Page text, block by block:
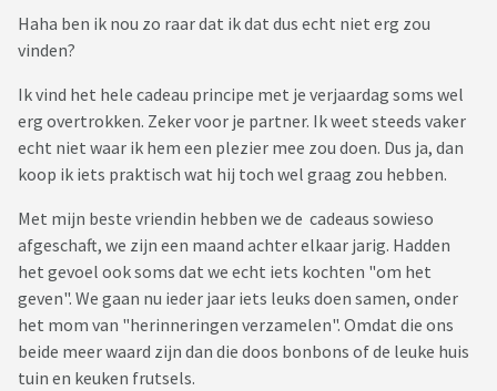
Haha ben ik nou zo raar dat ik dat dus echt niet erg zou
vinden?
Ik vind het hele cadeau principe met je verjaardag soms wel
erg overtrokken. Zeker voor je partner. Ik weet steeds vaker
echt niet waar ik hem een plezier mee zou doen. Dus ja, dan
koop ik iets praktisch wat hij toch wel graag zou hebben.
Met mijn beste vriendin hebben we de cadeaus sowieso
afgeschaft, we zijn een maand achter elkaar jarig. Hadden
het gevoel ook soms dat we echt iets kochten "om het
geven". We gaan nu ieder jaar iets leuks doen samen, onder
het mom van "herinneringen verzamelen". Omdat die ons
beide meer waard zijn dan die doos bonbons of de leuke huis
tuin en keuken frutsels.